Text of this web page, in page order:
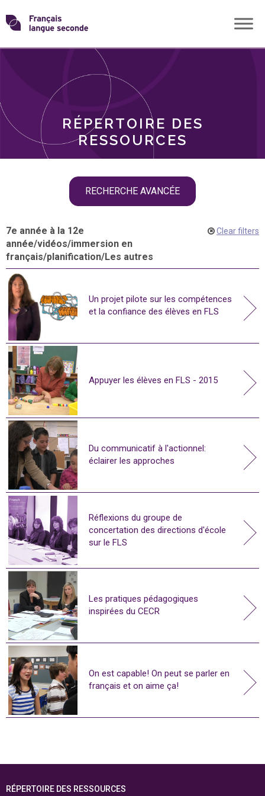
Skip
toTransformons
langue
RÉPERTOIRE DES
RESSOURCES
RECHERCHE AVANCÉE
THÈMES
7e année à la 12e
année/vidéos/immersion en
français/planification/Les autres
Clear filters
Un projet pilote sur les compétences
et la confiance des élèves en FLS
Appuyer les élèves en FLS - 2015
Du communicatif à l'actionnel:
éclairer les approches
Réflexions du groupe de
concertation des directions d'école
sur le FLS
Les pratiques pédagogiques
inspirées du CECR
On est capable! On peut se parler en
français et on aime ça!
RÉPERTOIRE DES RESSOURCES